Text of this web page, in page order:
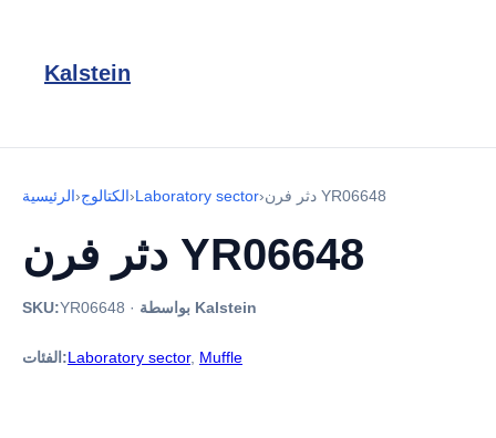
Kalstein
الرئيسية›الكتالوج›Laboratory sector› دثر فرن YR06648
دثر فرن YR06648
SKU:YR06648 · بواسطة Kalstein
الفئات:Laboratory sector, Muffle